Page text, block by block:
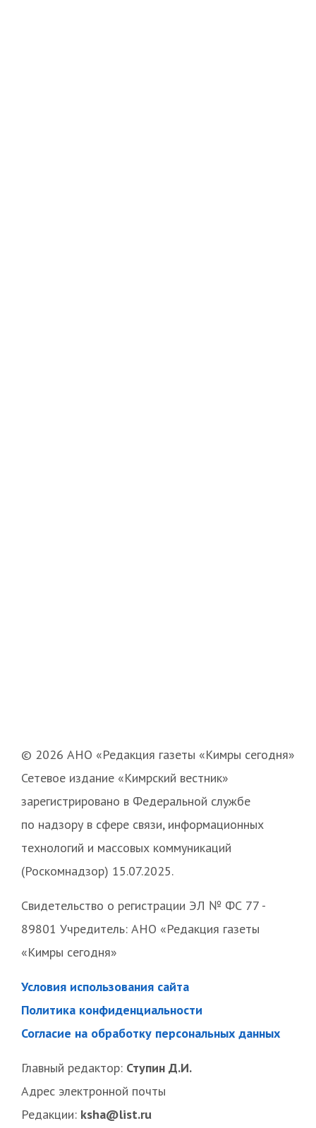
© 2026 АНО «Редакция газеты «Кимры сегодня»
Сетевое издание «Кимрский вестник»
зарегистрировано в Федеральной службе
по надзору в сфере связи, информационных
технологий и массовых коммуникаций
(Роскомнадзор) 15.07.2025.
Свидетельство о регистрации ЭЛ № ФС 77 -
89801 Учредитель: АНО «Редакция газеты
«Кимры сегодня»
Условия использования сайта
Политика конфиденциальности
Согласие на обработку персональных данных
Главный редактор: Ступин Д.И.
Адрес электронной почты
Редакции: ksha@list.ru